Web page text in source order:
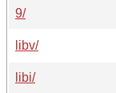
9/
libv/
libi/